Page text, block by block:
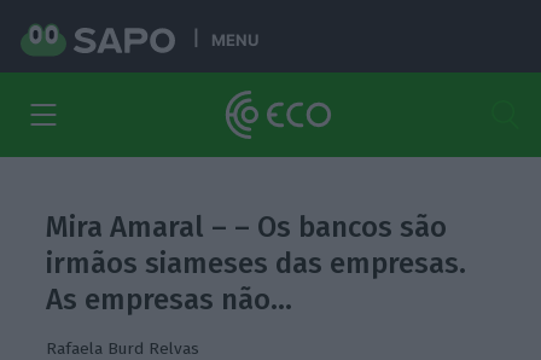
MENU
Mira Amaral – – Os bancos são
irmãos siameses das empresas.
As empresas não…
Rafaela Burd Relvas